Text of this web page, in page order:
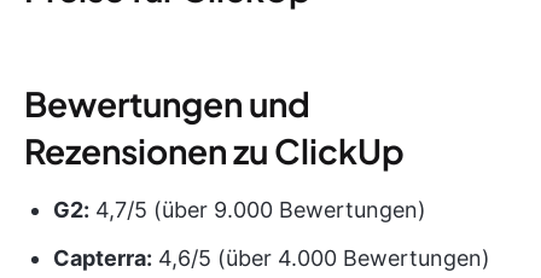
Bewertungen und
Rezensionen zu ClickUp
G2: 4,7/5 (über 9.000 Bewertungen)
Capterra: 4,6/5 (über 4.000 Bewertungen)